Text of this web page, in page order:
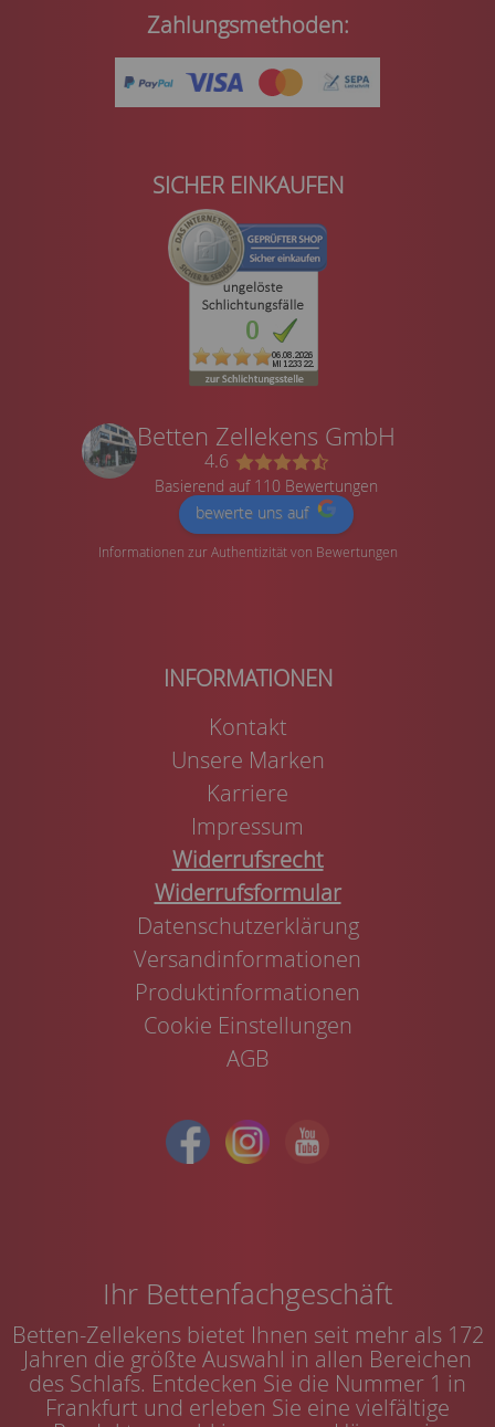
Zahlungsmethoden:
SICHER EINKAUFEN
Betten Zellekens GmbH
4.6
Basierend auf 110 Bewertungen
bewerte uns auf
Informationen zur Authentizität von Bewertungen
Kontakt
Unsere Marken
Karriere
Impressum
Widerrufsrecht
Widerrufsformular
Datenschutzerklärung
Versandinformationen
Produktinformationen
Cookie Einstellungen
AGB
Ihr Bettenfachgeschäft
Betten-Zellekens bietet Ihnen seit mehr als 172
Jahren die größte Auswahl in allen Bereichen
des Schlafs. Entdecken Sie die Nummer 1 in
Frankfurt und erleben Sie eine vielfältige